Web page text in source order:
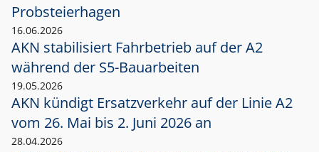
Probsteierhagen
16.06.2026
AKN stabilisiert Fahrbetrieb auf der A2
während der S5-Bauarbeiten
19.05.2026
AKN kündigt Ersatzverkehr auf der Linie A2
vom 26. Mai bis 2. Juni 2026 an
28.04.2026